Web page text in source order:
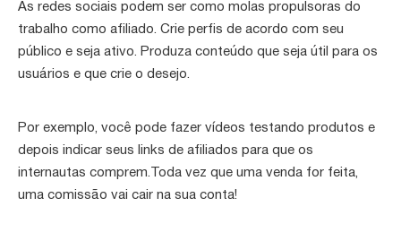
As redes sociais podem ser como molas propulsoras do
trabalho como afiliado. Crie perfis de acordo com seu
público e seja ativo. Produza conteúdo que seja útil para os
usuários e que crie o desejo.
Por exemplo, você pode fazer vídeos testando produtos e
depois indicar seus links de afiliados para que os
internautas comprem.Toda vez que uma venda for feita,
uma comissão vai cair na sua conta!